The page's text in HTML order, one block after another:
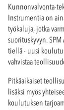
Kunnonvalvonta-
Instrumentia on
työkaluja, jotka
suorituskyvyn.
tiellä - uusi
vahvistaa
Pitkäaikaiset
lisäksi myös
koulutuksen